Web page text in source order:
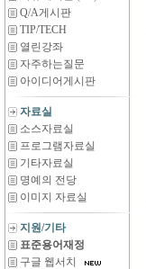
Q/A게시판
TIP/TECH
열린강좌
자주하는질문
아이디어게시판
자료실
소스자료실
프로그램자료실
기타자료실
명예의 전당
이미지 자료실
지원/기타
표준용어재정
구글 웹서치